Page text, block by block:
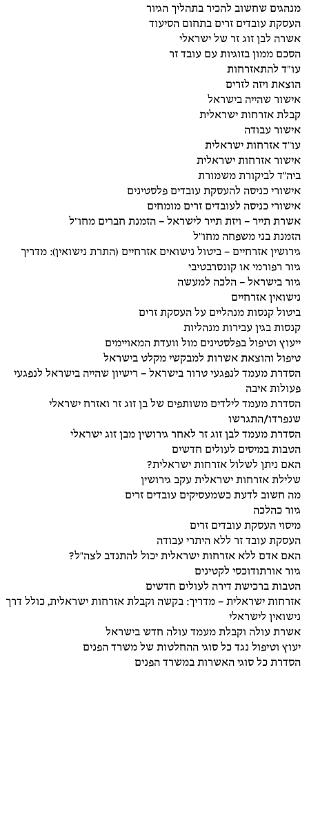
מנהגים שחשוב להכיר בתהליך הגיור
העסקת עובדים זרים בתחום הסיעוד
אשרה לבן זוג זר של ישראלי
הסכם ממון בזוגיות עם עובד זר
עו״ד להתאזרחות
הוצאת ויזה לזרים
אישור שהייה בישראל
קבלת אזרחות ישראלית
אישור עבודה
עו"ד אזרחות ישראלית
אישור אזרחות ישראלית
ביה"ד לביקורת משמורת
אישורי כניסה להעסקת עובדים פלסטינים
אישורי כניסה לעובדים זרים מומחים
אשרת תייר – ויזת תייר לישראל – הזמנת חברים מחו"ל
הזמנת בני משפחה מחו"ל
גירושין אזרחיים – ביטול נישואים אזרחיים (התרת נישואין): מדריך
גיור רפורמי או קונסרבטיבי
גיור בישראל – הלכה למעשה
נישואין אזרחיים
ביטול קנסות מנהליים על העסקת זרים
קנסות בגין עבירות מנהליות
ייעוץ וטיפול בפלסטינים מול וועדת המאויימים
טיפול והוצאת אשרות למבקשי מקלט בישראל
הסדרת מעמד לנפגעי טרור בישראל – רישיון שהייה בישראל לנפגעי
פעולות איבה
הסדרת מעמד לילדים משותפים של בן זוג זר ואזרח ישראלי
שנפרדו/התגרשו
הסדרת מעמד לבן זוג זר לאחר גירושין מבן זוג ישראלי
הטבות במיסים לעולים חדשים
האם ניתן לשלול אזרחות ישראלית?
שלילת אזרחות ישראלית עקב גירושין
מה חשוב לדעת כשמעסיקים עובדים זרים
גיור כהלכה
מיסוי העסקת עובדים זרים
העסקת עובד זר ללא היתרי עבודה
האם אדם ללא אזרחות ישראלית יכול להתנדב לצה"ל?
גיור אורתודוכסי לקטינים
הטבות ברכישת דירה לעולים חדשים
אזרחות ישראלית – מדריך: בקשה וקבלת אזרחות ישראלית, כולל דרך
נישואין לישראלי
אשרת עולה וקבלת מעמד עולה חדש בישראל
יעוץ וטיפול נגד כל סוגי ההחלטות של משרד הפנים
הסדרת כל סוגי האשרות במשרד הפנים